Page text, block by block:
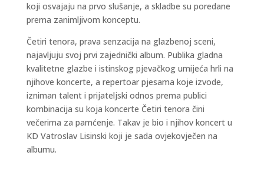
koji osvajaju na prvo slušanje, a skladbe su poredane
prema zanimljivom konceptu.
Četiri tenora, prava senzacija na glazbenoj sceni,
najavljuju svoj prvi zajednički album. Publika gladna
kvalitetne glazbe i istinskog pjevačkog umijeća hrli na
njihove koncerte, a repertoar pjesama koje izvode,
izniman talent i prijateljski odnos prema publici
kombinacija su koja koncerte Četiri tenora čini
večerima za pamćenje. Takav je bio i njihov koncert u
KD Vatroslav Lisinski koji je sada ovjekovječen na
albumu.